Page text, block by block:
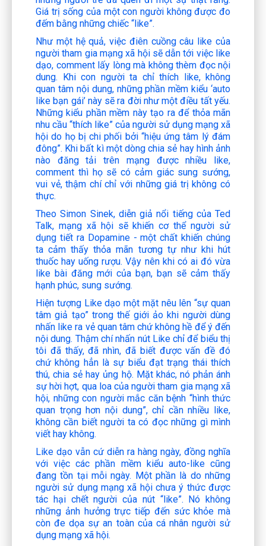
Giá trị sống của một con người không được đo
đếm bằng những chiếc “like”.
Như một hệ quả, việc điên cuồng câu like của
người tham gia mạng xã hội sẽ dẫn tới việc like
dạo, comment lấy lòng mà không thèm đọc nội
dung. Khi con người ta chỉ thích like, không
quan tâm nội dung, những phần mềm kiểu ‘auto
like bạn gái’ này sẽ ra đời như một điều tất yếu.
Những kiểu phần mềm này tạo ra để thỏa mãn
nhu cầu “thích like” của người sử dụng mạng xã
hội do họ bị chi phối bởi “hiệu ứng tâm lý đám
đông”. Khi bất kì một dòng chia sẻ hay hình ảnh
nào đăng tải trên mạng được nhiều like,
comment thì họ sẽ có cảm giác sung sướng,
vui vẻ, thậm chí chỉ với những giá trị không có
thực.
Theo Simon Sinek, diễn giả nổi tiếng của Ted
Talk, mạng xã hội sẽ khiến cơ thể người sử
dụng tiết ra Dopamine - một chất khiến chúng
ta cảm thấy thỏa mãn tương tự như khi hút
thuốc hay uống rượu. Vậy nên khi có ai đó vừa
like bài đăng mới của bạn, bạn sẽ cảm thấy
hạnh phúc, sung sướng.
Hiện tượng Like dạo một mặt nêu lên “sự quan
tâm giả tạo” trong thế giới ảo khi người dùng
nhấn like ra vẻ quan tâm chứ không hề để ý đến
nội dung. Thậm chí nhấn nút Like chỉ để biểu thị
tôi đã thấy, đã nhìn, đã biết được vấn đề đó
chứ không hẳn là sự biểu đạt trạng thái thích
thú, chia sẻ hay ủng hộ. Mặt khác, nó phản ánh
sự hời hợt, qua loa của người tham gia mạng xã
hội, những con người mắc căn bệnh “hình thức
quan trọng hơn nội dung”, chỉ cần nhiều like,
không cần biết người ta có đọc những gì mình
viết hay không.
Like dạo vẫn cứ diễn ra hàng ngày, đồng nghĩa
với việc các phần mềm kiểu auto-like cũng
đang tồn tại mỗi ngày. Một phần là do những
người sử dụng mạng xã hội chưa ý thức được
tác hại chết người của nút “like”. Nó không
những ảnh hưởng trực tiếp đến sức khỏe mà
còn đe dọa sự an toàn của cá nhân người sử
dụng mạng xã hội.